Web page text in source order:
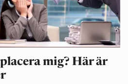
mig? Här är